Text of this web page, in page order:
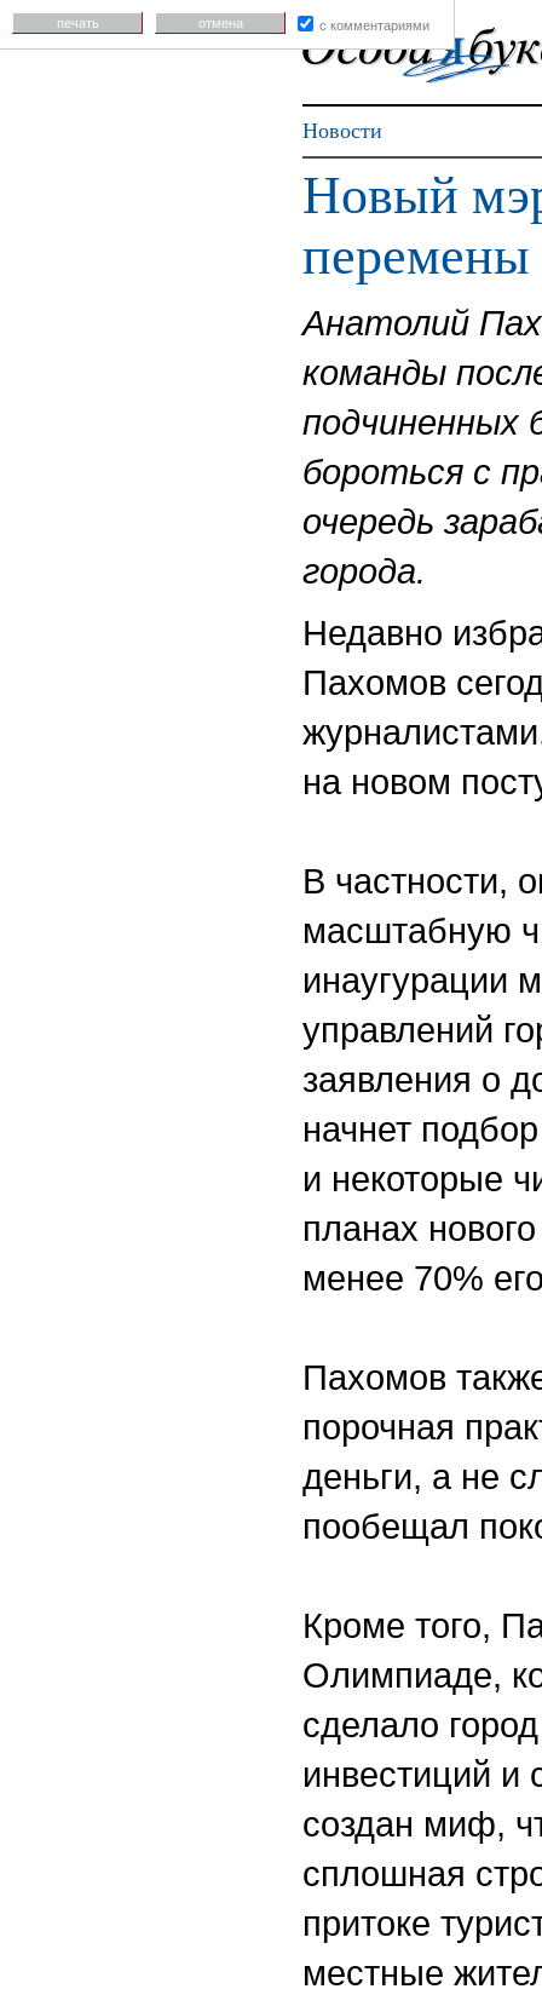
Новости
Новый
перемены
Анатолий
команды
подчиненных
бороться с
очередь
города.
Недавно
Пахомов
на новом
В частности,
масштабную
инаугурации
управлений
заявления о
начнет
и некоторые
планах
менее 70%
Пахомов
порочная
деньги, а не
пообещал
Кроме того,
Олимпиаде,
сделало
инвестиций и
создан миф,
сплошная
притоке
местные
печать отмена с комментариями